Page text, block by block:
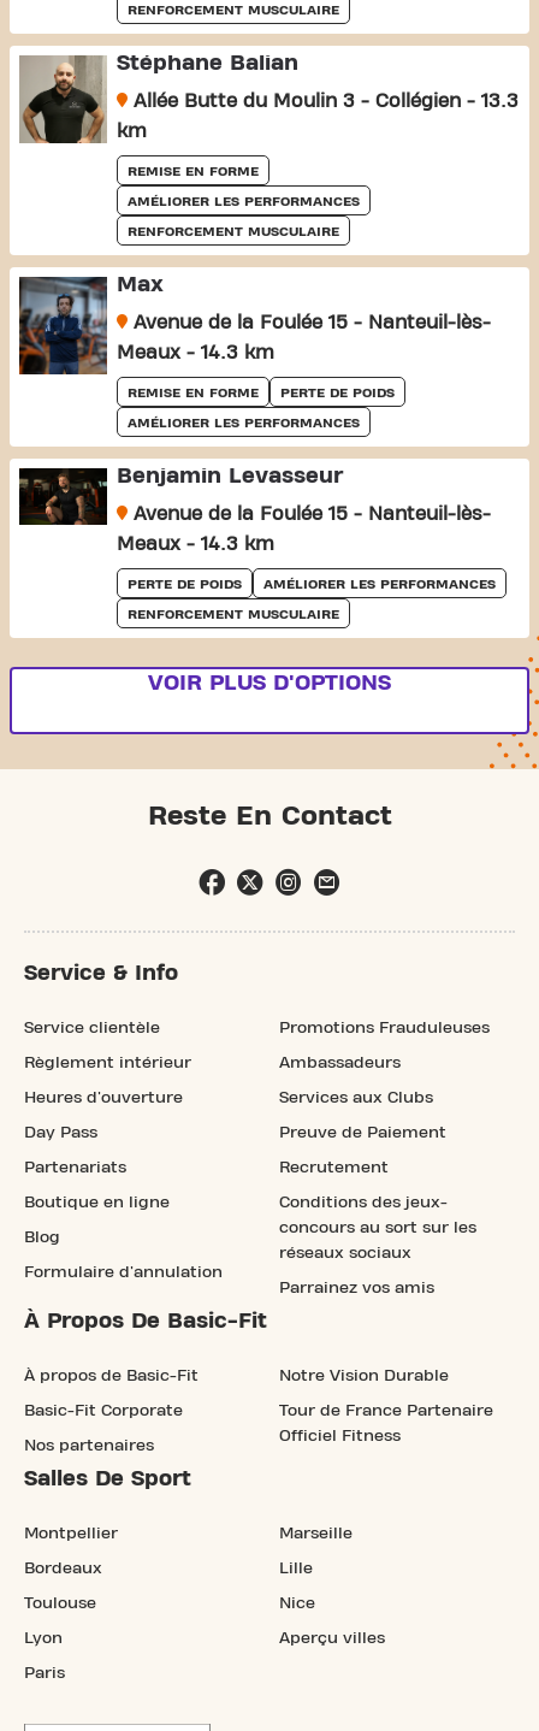
RENFORCEMENT MUSCULAIRE
Stéphane Balian
Allée Butte du Moulin 3 - Collégien - 13.3
km
REMISE EN FORME
AMÉLIORER LES PERFORMANCES
RENFORCEMENT MUSCULAIRE
Max
Avenue de la Foulée 15 - Nanteuil-lès-
Meaux - 14.3 km
REMISE EN FORME PERTE DE POIDS
AMÉLIORER LES PERFORMANCES
Benjamin Levasseur
Avenue de la Foulée 15 - Nanteuil-lès-
Meaux - 14.3 km
PERTE DE POIDS AMÉLIORER LES PERFORMANCES
RENFORCEMENT MUSCULAIRE
VOIR PLUS D'OPTIONS
Reste En Contact
Service & Info
Service clientèle
Règlement intérieur
Heures d'ouverture
Day Pass
Partenariats
Boutique en ligne
Blog
Formulaire d'annulation
Promotions Frauduleuses
Ambassadeurs
Services aux Clubs
Preuve de Paiement
Recrutement
Conditions des jeux-
concours au sort sur les
réseaux sociaux
Parrainez vos amis
À Propos De Basic-Fit
À propos de Basic-Fit
Basic-Fit Corporate
Nos partenaires
Notre Vision Durable
Tour de France Partenaire
Officiel Fitness
Salles De Sport
Montpellier
Bordeaux
Toulouse
Lyon
Paris
Marseille
Lille
Nice
Aperçu villes